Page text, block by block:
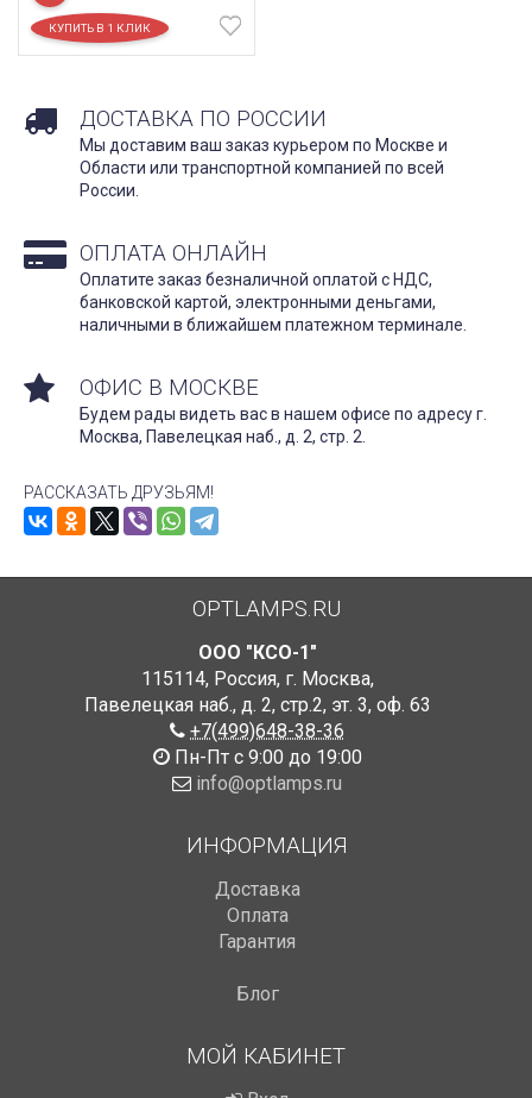
ДОСТАВКА ПО РОССИИ
Мы доставим ваш заказ курьером по Москве и
Области или транспортной компанией по всей
России.
ОПЛАТА ОНЛАЙН
Оплатите заказ безналичной оплатой с НДС,
банковской картой, электронными деньгами,
наличными в ближайшем платежном терминале.
ОФИС В МОСКВЕ
Будем рады видеть вас в нашем офисе по адресу г.
Москва, Павелецкая наб., д. 2, стр. 2.
РАССКАЗАТЬ ДРУЗЬЯМ!
OPTLAMPS.RU
ООО "КСО-1"
115114, Россия, г. Москва,
Павелецкая наб., д. 2, стр.2, эт. 3, оф. 63
+7(499)648-38-36
Пн-Пт с 9:00 до 19:00
info@optlamps.ru
ИНФОРМАЦИЯ
Доставка
Оплата
Гарантия
Блог
МОЙ КАБИНЕТ